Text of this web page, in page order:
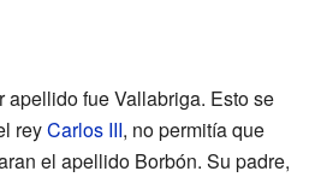
apellido fue Vallabriga. Esto se
reyCarlos III, no permitía que
el apellido Borbón. Su padre,